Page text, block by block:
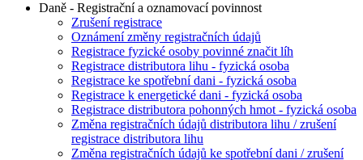
Daně - Registrační a oznamovací povinnost
Zrušení registrace
Oznámení změny registračních údajů
Registrace fyzické osoby povinné značit líh
Registrace distributora lihu - fyzická osoba
Registrace ke spotřební dani - fyzická osoba
Registrace k energetické dani - fyzická osoba
Registrace distributora pohonných hmot - fyzická osoba
Změna registračních údajů distributora lihu / zrušení
registrace distributora lihu
Změna registračních údajů ke spotřební dani / zrušení